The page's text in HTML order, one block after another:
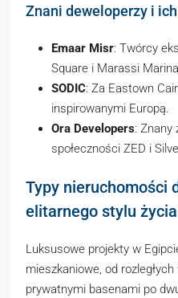
Znani deweloperzy i
Emaar Misr: Twórcy
Square i Marassi
SODIC: Za Eastown
inspirowanymi Europą.
Ora Developers: Znany
społeczności ZED i
Typy nieruchomości
elitarnego stylu życia
Luksusowe projekty w
mieszkaniowe, od
prywatnymi basenami po